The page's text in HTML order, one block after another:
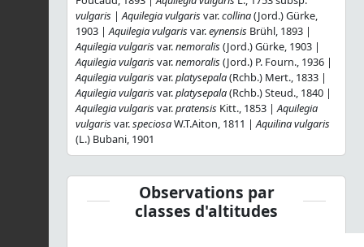
vulgaris |Aquilegia vulgaris var.collina(Jord.) Gürke,
1903 |Aquilegia vulgaris var.eynensis Brühl, 1893 |
Aquilegia vulgaris var.nemoralis (Jord.) Gürke, 1903 |
Aquilegia vulgaris var.nemoralis (Jord.) P. Fourn., 1936 |
Aquilegia vulgaris var.platysepala(Rchb.) Mert., 1833 |
Aquilegia vulgaris var.platysepala(Rchb.) Steud., 1840 |
Aquilegia vulgaris var.pratensis Kitt., 1853 |Aquilegia
vulgaris var.speciosaW.T.Aiton, 1811 |Aquilina vulgaris
(L.) Bubani, 1901
Observations par
classes d'altitudes